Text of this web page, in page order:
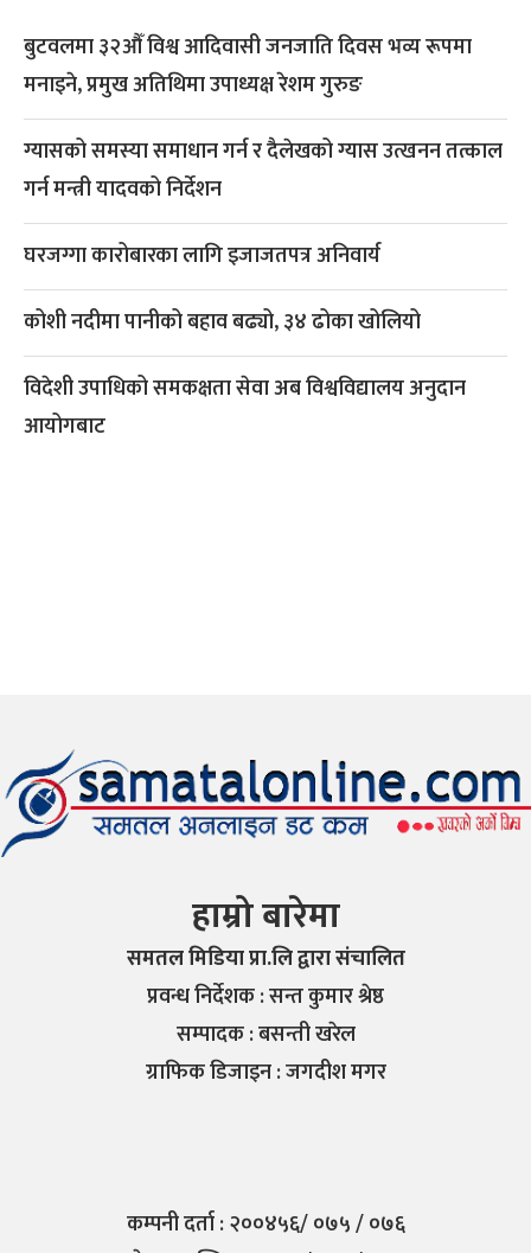
बुटवलमा ३२औँ विश्व आदिवासी जनजाति दिवस भव्य रूपमा
मनाइने, प्रमुख अतिथिमा उपाध्यक्ष रेशम गुरुङ
ग्यासको समस्या समाधान गर्न र दैलेखको ग्यास उत्खनन तत्काल
गर्न मन्त्री यादवको निर्देशन
घरजग्गा कारोबारका लागि इजाजतपत्र अनिवार्य
कोशी नदीमा पानीको बहाव बढ्यो, ३४ ढोका खोलियो
विदेशी उपाधिको समकक्षता सेवा अब विश्वविद्यालय अनुदान
आयोगबाट
हाम्रो बारेमा
समतल मिडिया प्रा.लि द्वारा संचालित
प्रवन्ध निर्देशक : सन्त कुमार श्रेष्ठ
सम्पादक : बसन्ती खरेल
ग्राफिक डिजाइन : जगदीश मगर
कम्पनी दर्ता : २००४५६/ ०७५ / ०७६